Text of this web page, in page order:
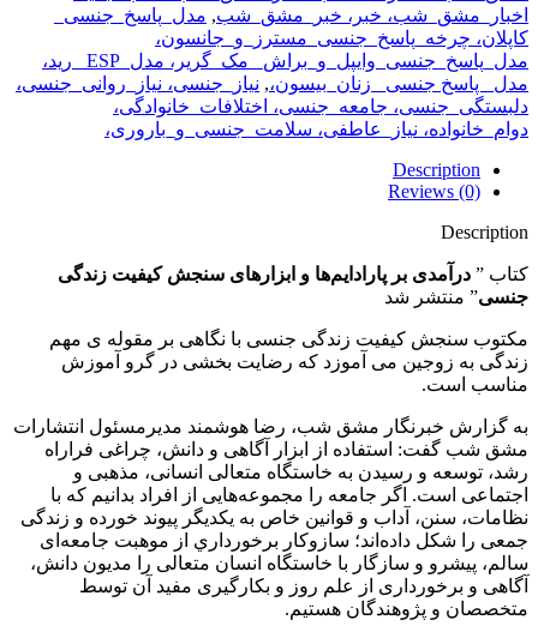
اخبار_مشق_شب، خبر، خبر_مشق_شب, مدل_پاسخ_جنسی_
کاپلان، چرخه_پاسخ_جنسی_مسترز_و_جانسون،
مدل_پاسخ_جنسی_وایپل_و_براش_ مک_گریر، مدل_ESP _رید،
مدل_ پاسخ جنسی_ زنان_بیسون،, نیاز_جنسی، نیاز_روانی_جنسی،
دلبستگی_جنسی، جامعه_جنسی، اختلافات_خانوادگی،
دوام_خانواده، نیاز_عاطفی، سلامت_جنسی_و_باروری،
Description
Reviews (0)
Description
کتاب ” درآمدی بر پارادايم‌ها و ابزارهای سنجش كيفيت زندگی
جنسی” منتشر شد
مکتوب سنجش كيفيت زندگی جنسی با نگاهی بر مقوله ی مهم
زندگی به زوجین می آموزد که رضایت بخشی در گرو آموزش
مناسب است.
به گزارش خبرنگار مشق شب، رضا هوشمند مدیرمسئول انتشارات
مشق شب گفت: استفاده از ابزار آگاهی و دانش، چراغی فراراه
رشد، توسعه و رسيدن به خاستگاه متعالی انسانی، مذهبی و
اجتماعی است. اگر جامعه را مجموعه‌هايی از افراد بدانيم كه با
نظامات، سنن، آداب و قوانين خاص به يكديگر پيوند خورده و زندگی
جمعی را شكل داده‌اند؛ سازوكار برخورداري از موهبت جامعه‌ای
سالم، پيشرو و سازگار با خاستگاه انسان متعالی را مديون دانش،
آگاهی و برخورداری از علم روز و بكار‌گيری مفيد آن توسط
متخصصان و پژوهندگان هستيم.